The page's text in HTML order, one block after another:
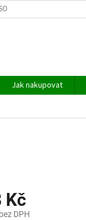
ÚDAJŮ
Jak nakupovat
Kč
DPH